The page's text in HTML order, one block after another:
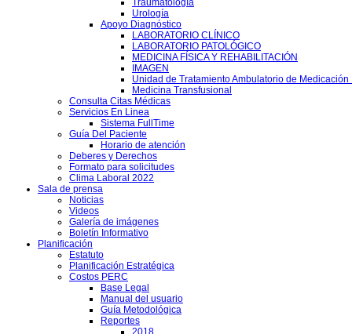
Traumatología
Urología
Apoyo Diagnóstico
LABORATORIO CLÍNICO
LABORATORIO PATOLÓGICO
MEDICINA FÍSICA Y REHABILITACIÓN
IMAGEN
Unidad de Tratamiento Ambulatorio de Medicación
Medicina Transfusional
Consulta Citas Médicas
Servicios En Linea
Sistema FullTime
Guía Del Paciente
Horario de atención
Deberes y Derechos
Formato para solicitudes
Clima Laboral 2022
Sala de prensa
Noticias
Videos
Galería de imágenes
Boletín Informativo
Planificación
Estatuto
Planificación Estratégica
Costos PERC
Base Legal
Manual del usuario
Guía Metodológica
Reportes
2018